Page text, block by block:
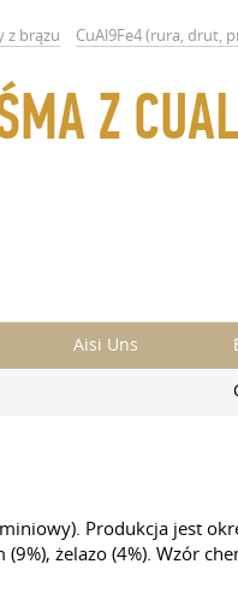
z brązu CuAl9Fe4 (rura, drut,
Z
Aisi Uns
Produkcja jest
żelazo (4%). Wzór